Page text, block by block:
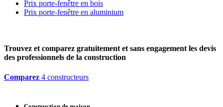
Prix porte-fenêtre en bois
Prix porte-fenêtre en aluminium
Trouvez et comparez gratuitement et sans engagement les devis
des professionnels de la construction
Comparez 4 constructeurs